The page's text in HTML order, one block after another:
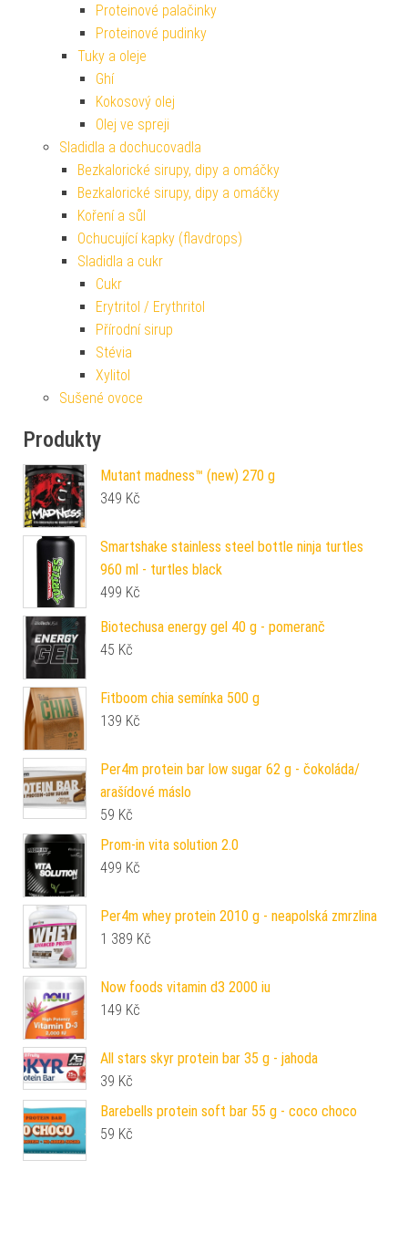
Proteinové palačinky
Proteinové pudinky
Tuky a oleje
Ghí
Kokosový olej
Olej ve spreji
Sladidla a dochucovadla
Bezkalorické sirupy, dipy a omáčky
Bezkalorické sirupy, dipy a omáčky
Koření a sůl
Ochucující kapky (flavdrops)
Sladidla a cukr
Cukr
Erytritol / Erythritol
Přírodní sirup
Stévia
Xylitol
Sušené ovoce
Produkty
Mutant madness™ (new) 270 g
349 Kč
Smartshake stainless steel bottle ninja turtles
960 ml - turtles black
499 Kč
Biotechusa energy gel 40 g - pomeranč
45 Kč
Fitboom chia semínka 500 g
139 Kč
Per4m protein bar low sugar 62 g - čokoláda/
arašídové máslo
59 Kč
Prom-in vita solution 2.0
499 Kč
Per4m whey protein 2010 g - neapolská zmrzlina
1 389 Kč
Now foods vitamin d3 2000 iu
149 Kč
All stars skyr protein bar 35 g - jahoda
39 Kč
Barebells protein soft bar 55 g - coco choco
59 Kč